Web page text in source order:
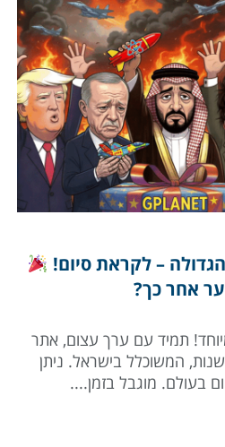
– לקראת סיום!
אחר כך?
תמיד עם ערך עצום, אתר
המשוכלל בישראל. ניתן
בעולם. מוגבל בזמן....